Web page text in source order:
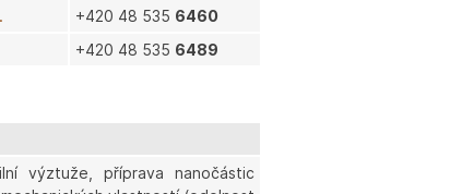
+420 48 535 6460
+420 48 535 6489
výztuže, příprava nanočástic